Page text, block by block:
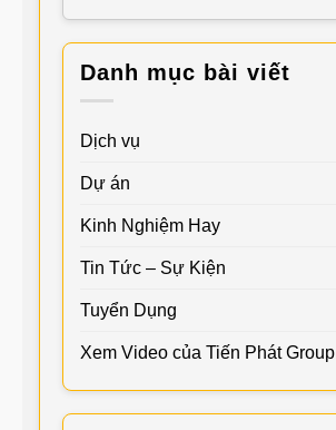
Danh mục bài viết
Dịch vụ
Dự án
Kinh Nghiệm Hay
Tin Tức – Sự Kiện
Tuyển Dụng
Xem Video của Tiến Phát Group